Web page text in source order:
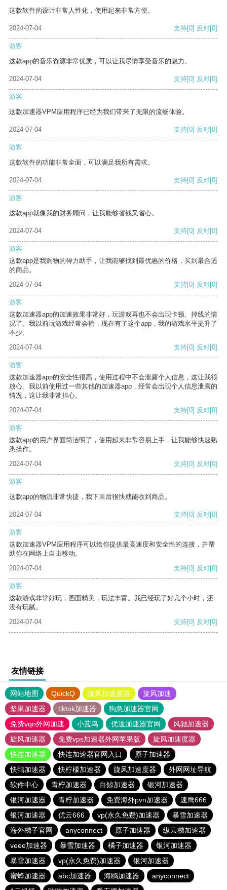
这款软件的设计非常人性化，使用起来非常方便。
2024-07-04 支持[0] 反对[0]
游客
这款app的音乐资源非常优质，可以让我尽情享受音乐的魅力。
2024-07-04 支持[0] 反对[0]
游客
这款加速器VPM应用程序已经为我们带来了无限的流畅体验。
2024-07-04 支持[0] 反对[0]
游客
这款软件的功能非常全面，可以满足我所有需求。
2024-07-04 支持[0] 反对[0]
游客
这款app就像我的财务顾问，让我能够省钱又省心。
2024-07-04 支持[0] 反对[0]
游客
这款app是我购物的得力助手，让我能够找到最优惠的价格，买到最合适
的商品。
2024-07-04
支持[0] 反对[0]
游客
这款加速器app的加速效果非常好，玩游戏再也不会出现卡顿、掉线的情
况了。我以前玩游戏经常会输，现在有了这个app，我的游戏水平提升了
不少。
2024-07-04
支持[0] 反对[0]
游客
这款加速器app的安全性很高，使用过程中不会泄露个人信息，这让我很
放心。我以前使用过一些其他的加速器app，经常会出现个人信息泄露的
情况，这让我非常担心。
2024-07-04
支持[0] 反对[0]
游客
这款app的用户界面简洁明了，使用起来非常容易上手，让我能够快速熟
悉操作。
2024-07-04
支持[0] 反对[0]
游客
这款app的物流非常快捷，我下单后很快就能收到商品。
2024-07-04 支持[0] 反对[0]
游客
这款加速器VPM应用程序可以给你提供最高速度和安全性的连接，并帮
助你在网络上自由移动。
2024-07-04
支持[0] 反对[0]
游客
这款游戏非常好玩，画面精美，玩法丰富。我已经玩了好几个小时，还
没有玩腻。
2024-07-04
支持[0] 反对[0]
友情链接
网站地图 QuickQ 旋风加速度器
旋风加速
坚果加速器
tiktok加速器
狗急加速器官网
免费vqn外网加速
小蓝鸟 优途加速器官网
风驰加速器
旋风加速器
免费vps加速器外网苹果版
旋风加速度器
快连加速器
快连加速器官网入口
原子加速器
快鸭加速器
快柠檬加速器 旋风加速度器
外网网址导航
软件中心
青柠加速器 白鲸加速器
银河加速器
银河加速器
青柠加速器 免费海外pvn加速器
速鹰666
银河加速器
优云666 vp(永久免费)加速器
暴雪加速器
海外梯子官网
anyconnect 原子加速器
纵云梯加速器
veee加速器
暴雪加速器 橘子加速器
银河加速器
暴雪加速器
vp(永久免费)加速器
银河加速器
蜜蜂加速器
abc加速器 海鸥加速器
anyconnect